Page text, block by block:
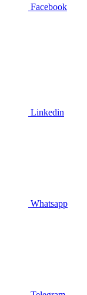
Facebook
Linkedin
Whatsapp